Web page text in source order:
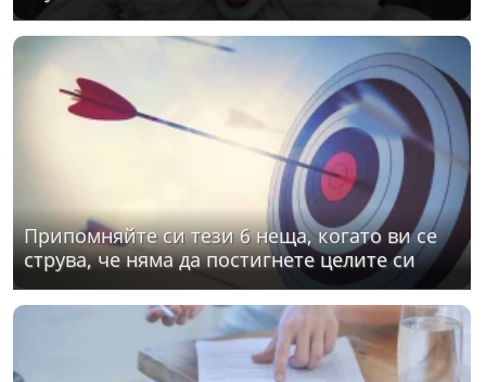
Припомняйте си тези 6 неща, когато ви се
струва, че няма да постигнете целите си